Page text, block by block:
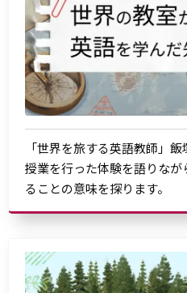
「世界を旅する英語教師」
授業を行った体験を語りな
ることの意味を探ります。